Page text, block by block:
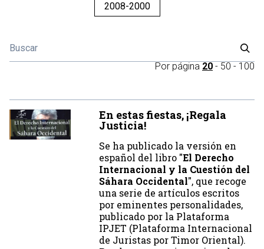
2008-2000
Por página 20 - 50 - 100
En estas fiestas, ¡Regala
Justicia!
Se ha publicado la versión en
español del libro "El Derecho
Internacional y la Cuestión del
Sáhara Occidental", que recoge
una serie de artículos escritos
por eminentes personalidades,
publicado por la Plataforma
IPJET (Plataforma Internacional
de Juristas por Timor Oriental).